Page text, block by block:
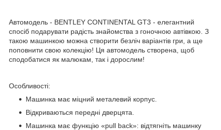
Автомодель - BENTLEY CONTINENTAL GT3 - елегантний
спосіб подарувати радість знайомства з гоночною автівкою. З
такою машинкою можна створити безліч варіантів гри, а ще
поповнити свою колекцію! Ця автомодель створена, щоб
сподобатися як малюкам, так і дорослим!
Особливості:
Машинка має міцний металевий корпус.
Відкриваються передні дверцята.
Машинка має функцію «pull back»: відтягніть машинку